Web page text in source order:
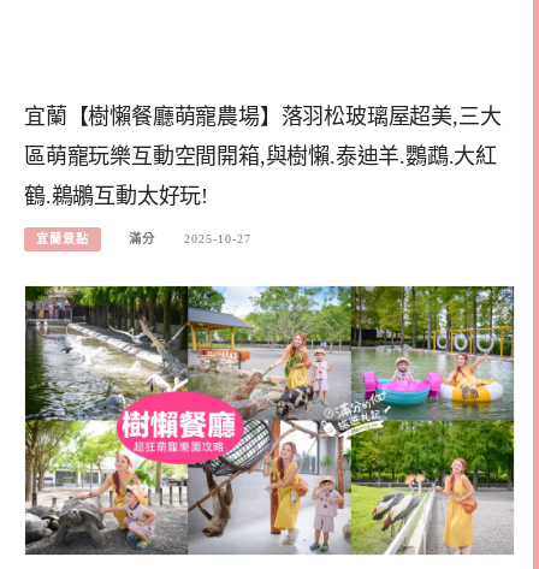
宜蘭【樹懶餐廳萌寵農場】落羽松玻璃屋超美,三大
區萌寵玩樂互動空間開箱,與樹懶.泰迪羊.鸚鵡.大紅
鶴.鵜鶘互動太好玩!
宜蘭景點 滿分 2025-10-27